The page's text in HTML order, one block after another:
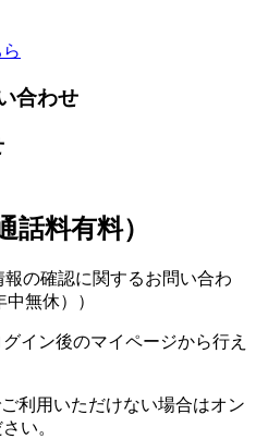
合わせ
話料有料）
の確認に関するお問い合わ
無休））
イン後のマイページから行え
利用いただけない場合はオン
い。